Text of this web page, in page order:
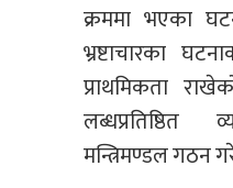
क्रममा भएका
भ्रष्टाचारका
प्राथमिकता
लब्धप्रतिष्ठित
मन्त्रिमण्डल गठन